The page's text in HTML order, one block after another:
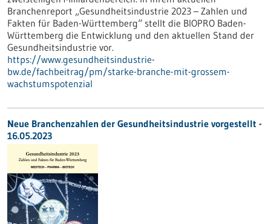
Branchenreport „Gesundheitsindustrie 2023 – Zahlen und
Fakten für Baden-Württemberg“ stellt die BIOPRO Baden-
Württemberg die Entwicklung und den aktuellen Stand der
Gesundheitsindustrie vor.
https://www.gesundheitsindustrie-
bw.de/fachbeitrag/pm/starke-branche-mit-grossem-
wachstumspotenzial
Neue Branchenzahlen der Gesundheitsindustrie vorgestellt -
16.05.2023